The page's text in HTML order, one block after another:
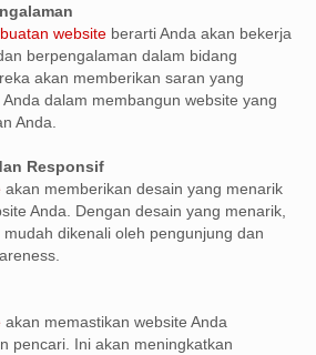
website berarti Anda akan bekerja
berpengalaman dalam bidang
akan memberikan saran yang
dalam membangun website yang
Anda.
Responsif
akan memberikan desain yang menarik
Anda. Dengan desain yang menarik,
dikenali oleh pengunjung dan
akan memastikan website Anda
pencari. Ini akan meningkatkan